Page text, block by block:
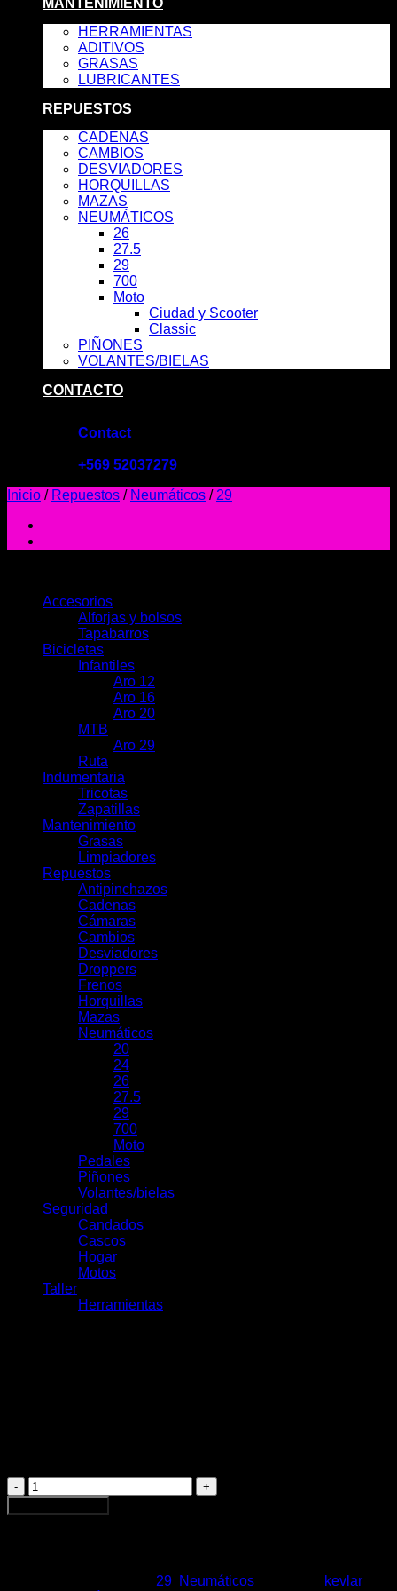
MANTENIMIENTO
HERRAMIENTAS
ADITIVOS
GRASAS
LUBRICANTES
REPUESTOS
CADENAS
CAMBIOS
DESVIADORES
HORQUILLAS
MAZAS
NEUMÁTICOS
26
27.5
29
700
Moto
Ciudad y Scooter
Classic
PIÑONES
VOLANTES/BIELAS
CONTACTO
Contact
+569 52037279
Inicio / Repuestos / Neumáticos / 29
Accesorios
Alforjas y bolsos
Tapabarros
Bicicletas
Infantiles
Aro 12
Aro 16
Aro 20
MTB
Aro 29
Ruta
Indumentaria
Tricotas
Zapatillas
Mantenimiento
Grasas
Limpiadores
Repuestos
Antipinchazos
Cadenas
Cámaras
Cambios
Desviadores
Droppers
Frenos
Horquillas
Mazas
Neumáticos
20
24
26
27.5
29
700
Moto
Pedales
Piñones
Volantes/bielas
Seguridad
Candados
Cascos
Hogar
Motos
Taller
Herramientas
Maxxis
Rekon
Kevlar
29 Neumáticos kevlar,